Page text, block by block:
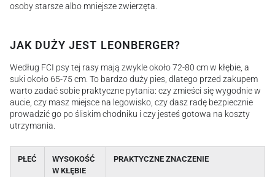
osoby starsze albo mniejsze zwierzęta.
JAK DUŻY JEST LEONBERGER?
Według FCI psy tej rasy mają zwykle około 72-80 cm w kłębie, a
suki około 65-75 cm. To bardzo duży pies, dlatego przed zakupem
warto zadać sobie praktyczne pytania: czy zmieści się wygodnie w
aucie, czy masz miejsce na legowisko, czy dasz radę bezpiecznie
prowadzić go po śliskim chodniku i czy jesteś gotowa na koszty
utrzymania.
PŁEĆ
WYSOKOŚĆ
W KŁĘBIE
PRAKTYCZNE ZNACZENIE